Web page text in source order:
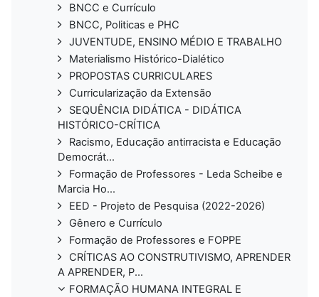
BNCC e Currículo
BNCC, Politicas e PHC
JUVENTUDE, ENSINO MÉDIO E TRABALHO
Materialismo Histórico-Dialético
PROPOSTAS CURRICULARES
Curricularização da Extensão
SEQUÊNCIA DIDÁTICA - DIDÁTICA
HISTÓRICO-CRÍTICA
Racismo, Educação antirracista e Educação
Democrát...
Formação de Professores - Leda Scheibe e
Marcia Ho...
EED - Projeto de Pesquisa (2022-2026)
Gênero e Currículo
Formação de Professores e FOPPE
CRÍTICAS AO CONSTRUTIVISMO, APRENDER
A APRENDER, P...
FORMAÇÃO HUMANA INTEGRAL E